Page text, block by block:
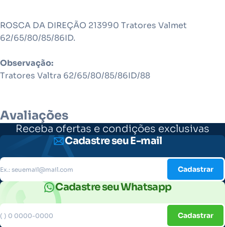
ROSCA DA DIREÇÃO 213990 Tratores Valmet
62/65/80/85/86ID.
Observação:
Tratores Valtra 62/65/80/85/86ID/88
Avaliações
Receba ofertas e condições exclusivas
Cadastre seu E-mail
Cadastrar
Cadastre seu Whatsapp
Cadastrar